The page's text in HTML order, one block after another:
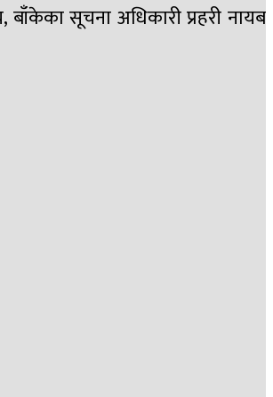
बाँकेका सूचना अधिकारी प्रहरी नायब